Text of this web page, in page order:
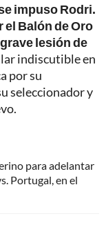
impuso Rodri.
el Balón de Oro
lesión de
indiscutible en
por su
seleccionador y
para adelantar
Portugal, en el